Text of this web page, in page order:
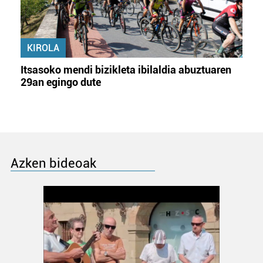
KIROLA
Itsasoko mendi bizikleta ibilaldia abuztuaren
29an egingo dute
Azken bideoak